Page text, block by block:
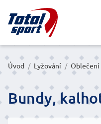
Úvod / Lyžování / Oblečení
Bundy,